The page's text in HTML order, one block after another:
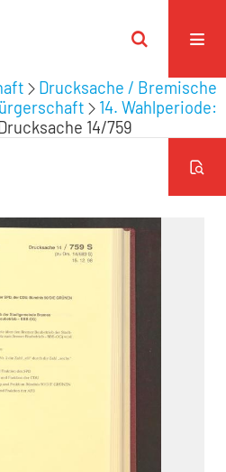
Drucksache / Bremische
14. Wahlperiode:
14/759